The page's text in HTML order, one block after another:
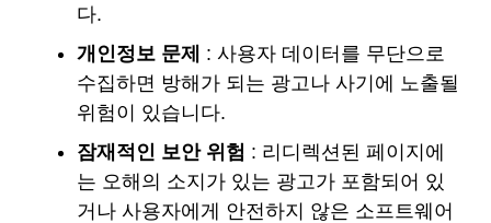
다.
개인정보 문제 : 사용자 데이터를 무단으로
수집하면 방해가 되는 광고나 사기에 노출될
위험이 있습니다.
잠재적인 보안 위험 : 리디렉션된 페이지에
는 오해의 소지가 있는 광고가 포함되어 있
거나 사용자에게 안전하지 않은 소프트웨어